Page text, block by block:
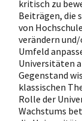
kritisch zu
Beiträgen, die
von
verändern
Umfeld
Universitäten
Gegenstand
klassischen
Rolle der
Wachstums